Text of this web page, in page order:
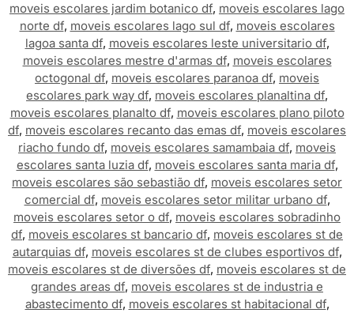
moveis escolares jardim botanico df, moveis escolares lago
norte df, moveis escolares lago sul df, moveis escolares
lagoa santa df, moveis escolares leste universitario df,
moveis escolares mestre d'armas df, moveis escolares
octogonal df, moveis escolares paranoa df, moveis
escolares park way df, moveis escolares planaltina df,
moveis escolares planalto df, moveis escolares plano piloto
df, moveis escolares recanto das emas df, moveis escolares
riacho fundo df, moveis escolares samambaia df, moveis
escolares santa luzia df, moveis escolares santa maria df,
moveis escolares são sebastião df, moveis escolares setor
comercial df, moveis escolares setor militar urbano df,
moveis escolares setor o df, moveis escolares sobradinho
df, moveis escolares st bancario df, moveis escolares st de
autarquias df, moveis escolares st de clubes esportivos df,
moveis escolares st de diversões df, moveis escolares st de
grandes areas df, moveis escolares st de industria e
abastecimento df, moveis escolares st habitacional df,